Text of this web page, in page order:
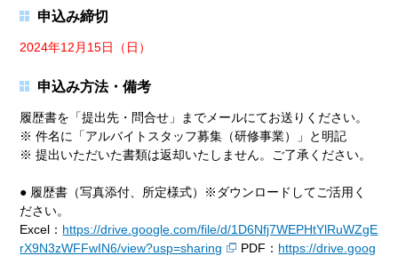
申込み締切
2024年12月15日（日）
申込み方法・備考
履歴書を「提出先・問合せ」までメールにてお送りください。
※ 件名に「アルバイトスタッフ募集（研修事業）」と明記
※ 提出いただいた書類は返却いたしません。ご了承ください。
● 履歴書（写真添付、所定様式）※ダウンロードしてご活用く
ださい。
Excel： https://drive.google.com/file/d/1D6Nfj7WEPHtYlRuWZgE
rX9N3zWFFwIN6/view?usp=sharing
PDF： https://drive.goog